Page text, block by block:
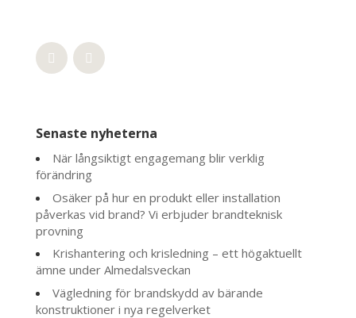
Senaste nyheterna
När långsiktigt engagemang blir verklig
förändring
Osäker på hur en produkt eller installation
påverkas vid brand? Vi erbjuder brandteknisk
provning
Krishantering och krisledning – ett högaktuellt
ämne under Almedalsveckan
Vägledning för brandskydd av bärande
konstruktioner i nya regelverket